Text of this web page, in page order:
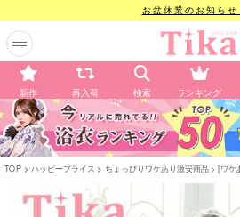
お盆休業のお知ら
新作 再入荷 検索 ランキング
TOP ハッピープライス ちょっぴりワケあり激安商品 [ワケ